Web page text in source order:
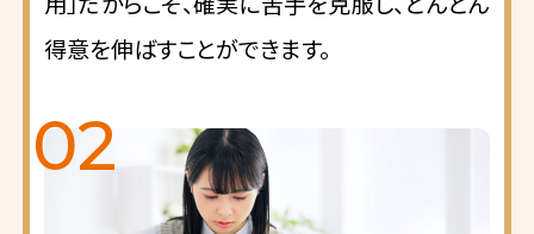
得意を伸ばすことができます。
02